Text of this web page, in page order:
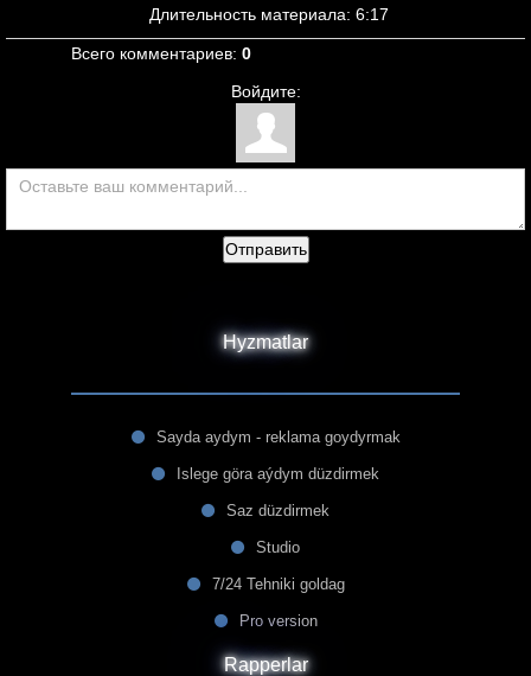
Длительность материала: 6:17
Всего комментариев: 0
Войдите:
Отправить
Hyzmatlar
Sayda aydym - reklama goydyrmak
Islege göra aýdym düzdirmek
Saz düzdirmek
Studio
7/24 Tehniki goldag
Pro version
Rapperlar